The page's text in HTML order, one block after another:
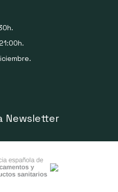
Newsletter